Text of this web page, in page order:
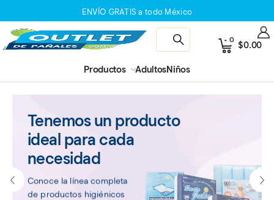
ENVÍO GRATIS a todo México
$0.00
0
Productos AdultosNiños
Tenemos un producto
ideal para cada
necesidad
Conoce la línea completa
de productos higiénicos